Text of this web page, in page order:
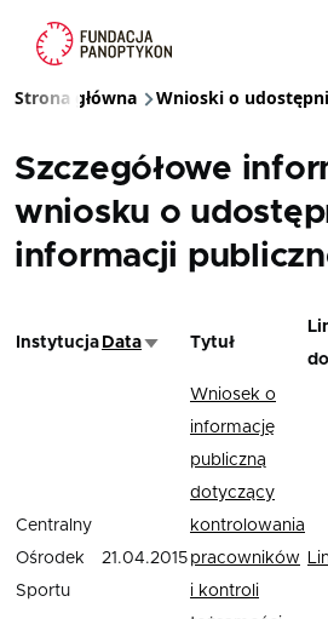
Ścieżka nawigacyjna
Strona główna Wnioski o
Szczegółowe
wniosku o
informacji
Instytucja DataSortuj rosnąco
Tytuł
Centralny
Ośrodek
Sportu
21.04.2015
Wniosek o
informację
publiczną
dotyczący
kontrolowania
pracowników
i kontroli